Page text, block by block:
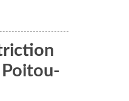
Poitou-